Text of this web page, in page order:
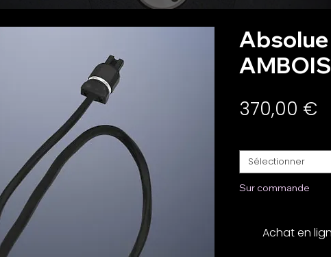
370,00 €
Sélectionner
Sur commande
Achat en